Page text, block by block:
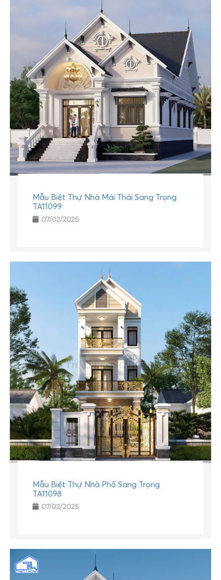
Mẫu Biệt Thự Nhà Mái Thái Sang Trọng
TA11099
07/02/2025
Mẫu Biệt Thự Nhà Phố Sang Trọng
TA11098
07/02/2025